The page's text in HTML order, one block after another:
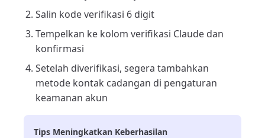
Salin kode verifikasi 6 digit
Tempelkan ke kolom verifikasi Claude dan
konfirmasi
Setelah diverifikasi, segera tambahkan
metode kontak cadangan di pengaturan
keamanan akun
Tips Meningkatkan Keberhasilan